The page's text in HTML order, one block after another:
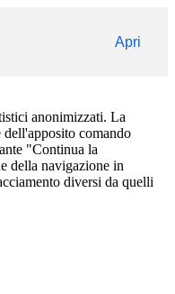
Apri
anonimizzati. La
dell'apposito comando
"Continua la
della navigazione in
diversi da quelli